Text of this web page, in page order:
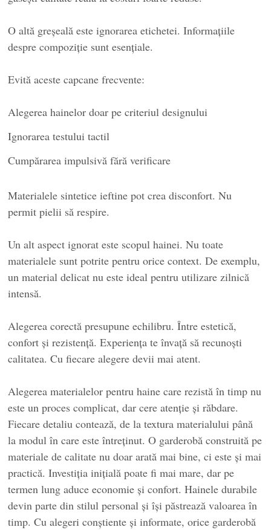
O altă greșeală este ignorarea etichetei. Informațiile
despre compoziție sunt esențiale.
Evită aceste capcane frecvente:
Alegerea hainelor doar pe criteriul designului
Ignorarea testului tactil
Cumpărarea impulsivă fără verificare
Materialele sintetice ieftine pot crea disconfort. Nu
permit pielii să respire.
Un alt aspect ignorat este scopul hainei. Nu toate
materialele sunt potrite pentru orice context. De exemplu,
un material delicat nu este ideal pentru utilizare zilnică
intensă.
Alegerea corectă presupune echilibru. Între estetică,
confort și rezistență. Experiența te învață să recunoști
calitatea. Cu fiecare alegere devii mai atent.
Alegerea materialelor pentru haine care rezistă în timp nu
este un proces complicat, dar cere atenție și răbdare.
Fiecare detaliu contează, de la textura materialului până
la modul în care este întreținut. O garderobă construită pe
materiale de calitate nu doar arată mai bine, ci este și mai
practică. Investiția inițială poate fi mai mare, dar pe
termen lung aduce economie și confort. Hainele durabile
devin parte din stilul personal și își păstrează valoarea în
timp. Cu alegeri conștiente și informate, orice garderobă